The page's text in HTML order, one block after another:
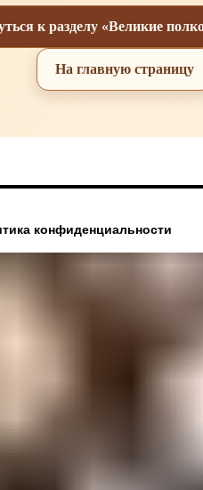
к разделу «Великие
На главную страницу
конфиденциальности